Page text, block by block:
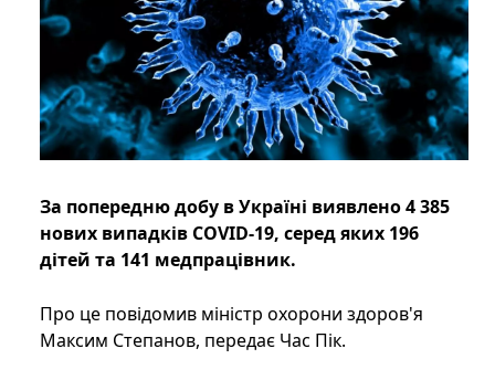
За попередню добу в Україні виявлено 4 385
нових випадків COVID-19, серед яких 196
дітей та 141 медпрацівник.
Про це повідомив міністр охорони здоров'я
Максим Степанов, передає Час Пік.